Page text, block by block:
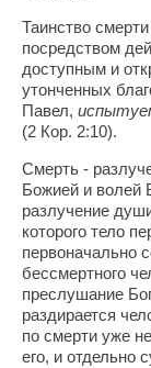
Таинство
посредством
доступным и
утонченных
Павел,
(2 Кор. 2:10).
Смерть -
Божией и волей
разлучение
которого тело
первоначально
бессмертного
преслушание
раздирается
по смерти уже
его, и отдельно